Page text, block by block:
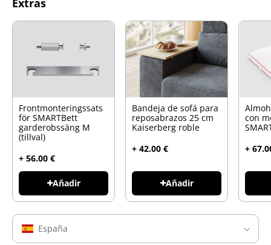
Extras
Frontmonteringssats
för SMARTBett
garderobssäng M
(tillval)
+ 56.00 €
Añadir
Bandeja de sofá para
reposabrazos 25 cm
Kaiserberg roble
+ 42.00 €
Añadir
con
+
España